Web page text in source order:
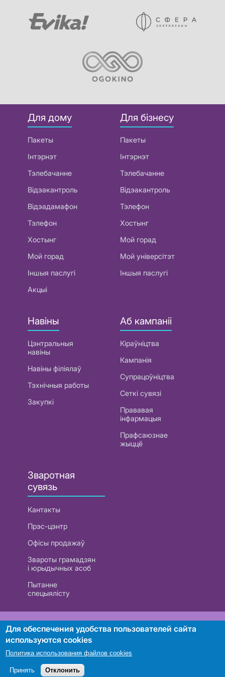
Для дому
Пакеты
Інтэрнэт
Тэлебачанне
Відэакантроль
Відэадамафон
Тэлефон
Хостынг
Мой горад
Іншыя паслугі
Акцыі
Для бізнесу
Пакеты
Інтэрнэт
Тэлебачанне
Відэакантроль
Тэлефон
Хостынг
Мой горад
Мой універсітэт
Іншыя паслугі
Навіны
Цэнтральныя
навіны
Навіны філіялаў
Тэхнічныя работы
Закупкі
Аб кампаніі
Кіраўніцтва
Кампанія
Супрацоўніцтва
Сеткі сувязі
Прававая
інфармацыя
Прафсаюзнае
жыццё
Зваротная
сувязь
Кантакты
Прэс-цэнтр
Офісы продажаў
Звароты грамадзян
і юрыдычных асоб
Пытанне
спецыялісту
РУП «Белтэлекам». УНП 101007741
Пошук
Для обеспечения удобства пользователей сайта
используются cookies
Политика использования файлов cookies
Принять Отклонить